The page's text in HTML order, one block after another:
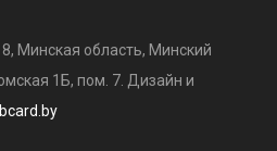
Минская область, Минский
1Б, пом. 7. Дизайн и